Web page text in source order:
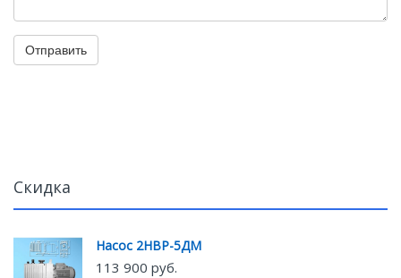
Отправить
Скидка
Насос 2НВР-5ДМ
113 900 руб.